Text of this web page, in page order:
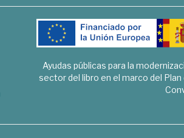
Ayudas públicas para la
sector del libro en el marco del